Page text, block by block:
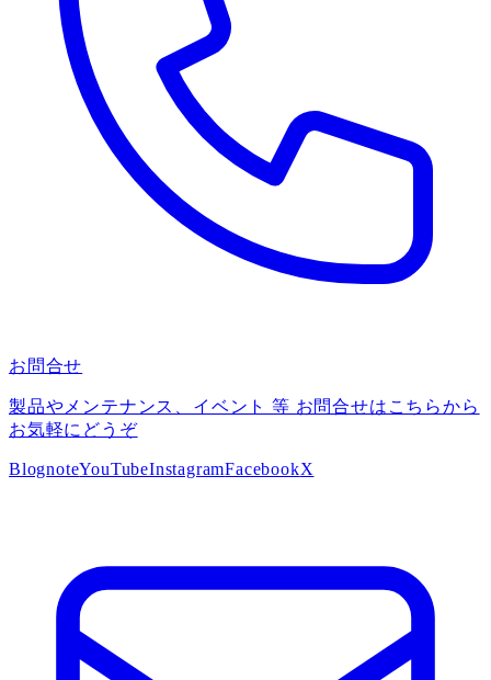
お問合せ
製品やメンテナンス、イベント 等 お問合せはこちらから
お気軽にどうぞ
BlognoteYouTubeInstagramFacebookX